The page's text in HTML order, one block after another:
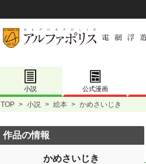
小説 公式漫画
TOP > 小説 > 絵本 > かめさいじき
作品の情報
かめさいじき